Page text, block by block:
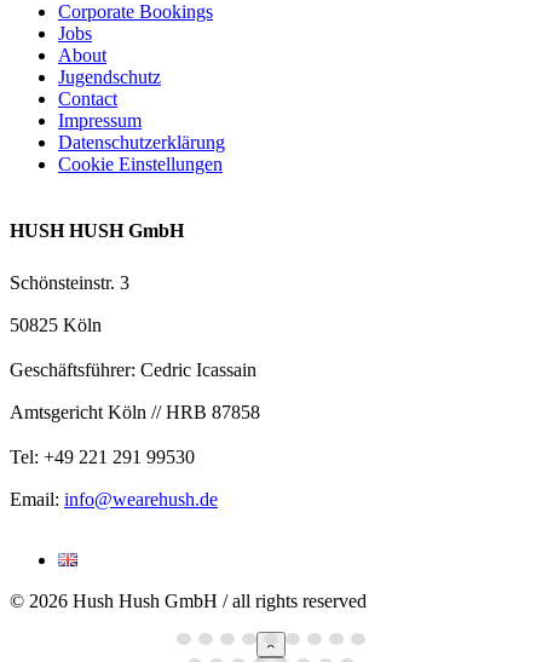
Corporate Bookings
Jobs
About
Jugendschutz
Contact
Impressum
Datenschutzerklärung
Cookie Einstellungen
HUSH HUSH GmbH
Schönsteinstr. 3
50825 Köln
Geschäftsführer: Cedric Icassain
Amtsgericht Köln // HRB 87858
Tel: +49 221 291 99530
Email: info@wearehush.de
© 2026 Hush Hush GmbH / all rights reserved
×